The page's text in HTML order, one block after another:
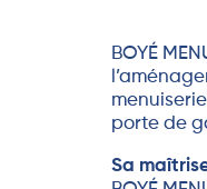
BOYÉ
porte de
Sa